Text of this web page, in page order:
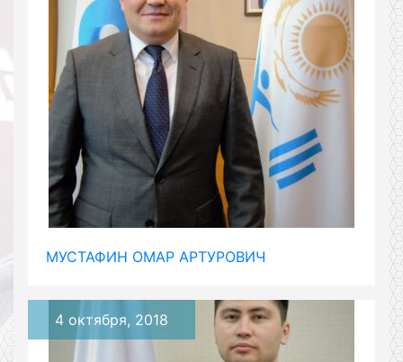
МУСТАФИН ОМАР АРТУРОВИЧ
4 октября, 2018